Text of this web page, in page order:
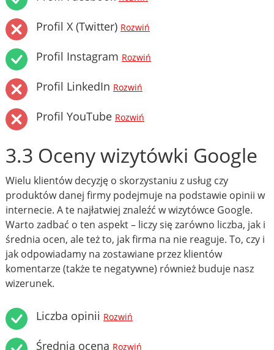
Profil X (Twitter) Rozwiń
Profil Instagram Rozwiń
Profil LinkedIn Rozwiń
Profil YouTube Rozwiń
3.3 Oceny wizytówki Google
Wielu klientów decyzję o skorzystaniu z usług czy
produktów danej firmy podejmuje na podstawie opinii w
internecie. A te najłatwiej znaleźć w wizytówce Google.
Warto zadbać o ten aspekt – liczy się zarówno liczba, jak i
średnia ocen, ale też to, jak firma na nie reaguje. To, czy i
jak odpowiadamy na zostawiane przez klientów
komentarze (także te negatywne) również buduje nasz
wizerunek.
Liczba opinii Rozwiń
Średnia ocena Rozwiń